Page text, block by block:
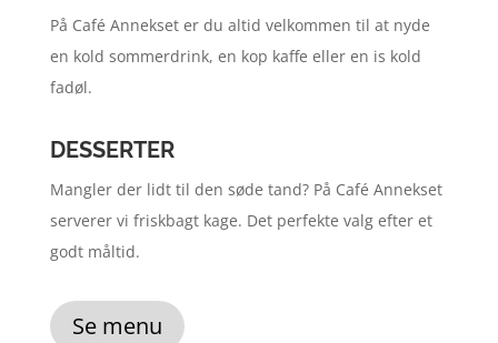
På Café Annekset er du altid velkommen til at nyde
en kold sommerdrink, en kop kaffe eller en is kold
fadøl.
DESSERTER
Mangler der lidt til den søde tand? På Café Annekset
serverer vi friskbagt kage. Det perfekte valg efter et
godt måltid.
Se menu